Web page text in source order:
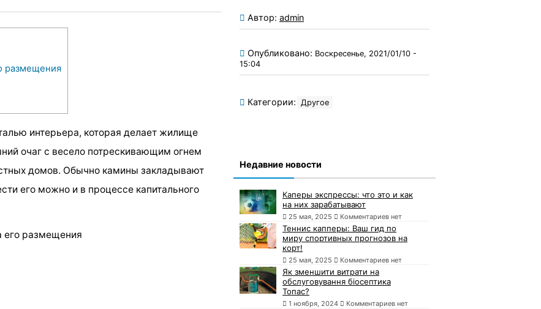
размещения
интерьера, которая делает жилище
очаг с весело потрескивающим огнем
домов. Обычно камины закладывают
его можно и в процессе капитального
его размещения
Автор: admin
Опубликовано: Воскресенье, 2021/01/10 -
15:04
Категории: Другое
Недавние новости
Каперы экспрессы: что это и как
на них зарабатывают
25 мая, 2025 Комментариев нет
Теннис капперы: Ваш гид по
миру спортивных прогнозов на
корт!
25 мая, 2025 Комментариев нет
Як зменшити витрати на
обслуговування біосептика
Топас?
1 ноября, 2024 Комментариев нет